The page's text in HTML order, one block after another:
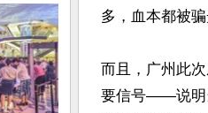
多，血本都被
而且，广州此
要信号——说明